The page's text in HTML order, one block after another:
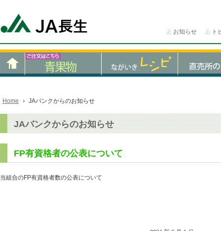
お知らせ ト
Home JAバンクからのお知らせ
JAバンクからのお知らせ
FP有資格者の公表について
当組合のFP有資格者数の公表について